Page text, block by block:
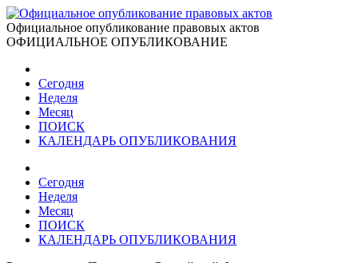
Официальное опубликование правовых актов
ОФИЦИАЛЬНОЕ ОПУБЛИКОВАНИЕ
Сегодня
Неделя
Месяц
ПОИСК
КАЛЕНДАРЬ ОПУБЛИКОВАНИЯ
Сегодня
Неделя
Месяц
ПОИСК
КАЛЕНДАРЬ ОПУБЛИКОВАНИЯ